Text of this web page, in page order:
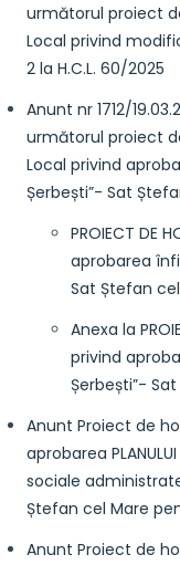
următorul proiect
Local privind
2 la H.C.L. 60/2025
Anunt nr 1712/
următorul proiect
Local privind
Șerbești”- Sat
PROIECT DE
aprobarea
Sat Ștefan
Anexa la
privind
Șerbești”-
Anunt Proiect de
aprobarea
sociale
Ștefan cel Mare
Anunt Proiect de